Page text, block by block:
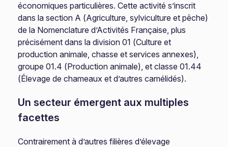
économiques particulières. Cette activité s’inscrit
dans la section A (Agriculture, sylviculture et pêche)
de la Nomenclature d’Activités Française, plus
précisément dans la division 01 (Culture et
production animale, chasse et services annexes),
groupe 01.4 (Production animale), et classe 01.44
(Élevage de chameaux et d’autres camélidés).
Un secteur émergent aux multiples
facettes
Contrairement à d’autres filières d’élevage